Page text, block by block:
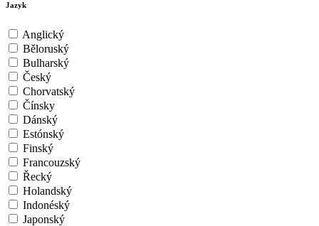
Jazyk
Anglický
Běloruský
Bulharský
Český
Chorvatský
Čínsky
Dánský
Estónský
Finský
Francouzský
Řecký
Holandský
Indonéský
Japonský